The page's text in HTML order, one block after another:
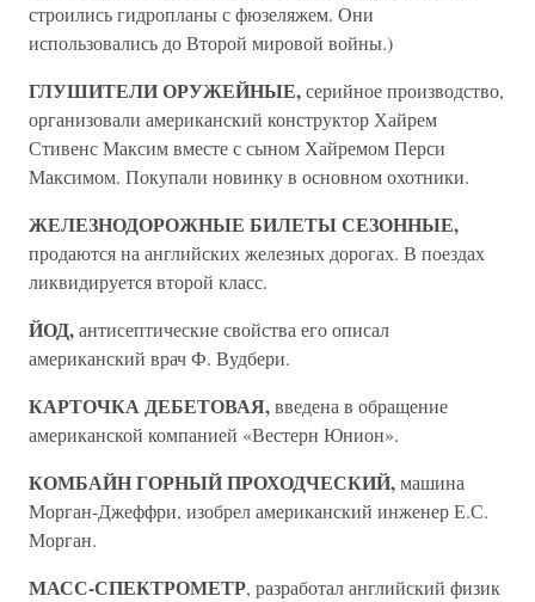
строились гидропланы с фюзеляжем. Они
использовались до Второй мировой войны.)
ГЛУШИТЕЛИ ОРУЖЕЙНЫЕ,серийное производство,
организовали американский конструктор Хайрем
Стивенс Максим вместе с сыном Хайремом Перси
Максимом. Покупали новинку в основном охотники.
ЖЕЛЕЗНОДОРОЖНЫЕ БИЛЕТЫ СЕЗОННЫЕ,
продаются на английских железных дорогах. В поездах
ликвидируется второй класс.
ЙОД,антисептические свойства его описал
американский врач Ф. Вудбери.
КАРТОЧКА ДЕБЕТОВАЯ,введена в обращение
американской компанией «Вестерн Юнион».
КОМБАЙН ГОРНЫЙ ПРОХОДЧЕСКИЙ,машина
Морган-Джеффри, изобрел американский инженер Е.С.
Морган.
МАСС-СПЕКТРОМЕТР, разработал английский физик